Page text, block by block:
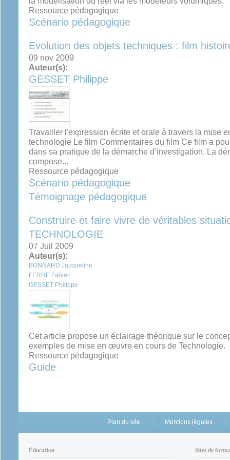
Ressource pédagogique
Scénario pédagogique
Evolution des objets techniques : film
09 nov 2009
Auteur(s):
GESSET Philippe
Travailler l'expression écrite et orale à travers la mise
technologie Le film Commentaires du film Ce film a
dans sa pratique de la démarche d’investigation. La
compose...
Ressource pédagogique
Scénario pédagogique
Témoignage pédagogique
Construire et faire vivre de véritables
TECHNOLOGIE
07 Juil 2009
Auteur(s):
BONNARD Jacqueline
FERRE Fabien
GESSET Philippe
Cet article propose un éclairage théorique sur le
exemples de mise en œuvre en cours de Technologie.
Ressource pédagogique
Guide
Plan du site Mentions légales
Éducation Sites de